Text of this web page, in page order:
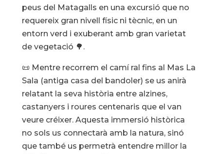
peus del Matagalls en una excursió que no
requereix gran nivell físic ni tècnic, en un
entorn verd i exuberant amb gran varietat
de vegetació 🌳.
📜 Mentre recorrem el camí ral fins al Mas La
Sala (antiga casa del bandoler) se us anirà
relatant la seva història entre alzines,
castanyers i roures centenaris que el van
veure créixer. Aquesta immersió històrica
no sols us connectarà amb la natura, sinó
que també us permetrà entendre millor la